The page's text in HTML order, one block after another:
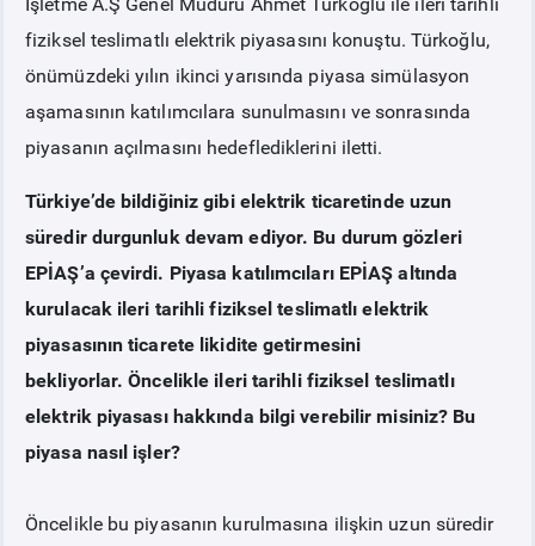
BT HİZMET YÖNETİM SİSTEMİ POLİTİKAMIZ
fiziksel teslimatlı elektrik piyasasını konuştu. Türkoğlu,
önümüzdeki yılın ikinci yarısında piyasa simülasyon
aşamasının katılımcılara sunulmasını ve sonrasında
piyasanın açılmasını hedeflediklerini iletti.
Türkiye’de bildiğiniz gibi elektrik ticaretinde uzun
süredir durgunluk devam ediyor. Bu durum gözleri
EPİAŞ’a çevirdi. Piyasa katılımcıları EPİAŞ altında
kurulacak ileri tarihli fiziksel teslimatlı elektrik
piyasasının ticarete likidite getirmesini
bekliyorlar. Öncelikle ileri tarihli fiziksel teslimatlı
elektrik piyasası hakkında bilgi verebilir misiniz? Bu
piyasa nasıl işler?
Öncelikle bu piyasanın kurulmasına ilişkin uzun süredir